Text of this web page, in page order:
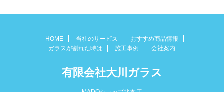
HOME 当社のサービス
おすすめ商品情報
ガラスが割れた時は
施工事例 会社案内
有限会社大川ガラス